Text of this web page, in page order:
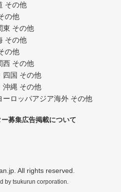
その他
の他
東 その他
その他
の他
西 その他
四国 その他
沖縄 その他
ーロッパアジア海外 その他
ー募集広告掲載について
All rights reserved.
by tsukurun corporation.